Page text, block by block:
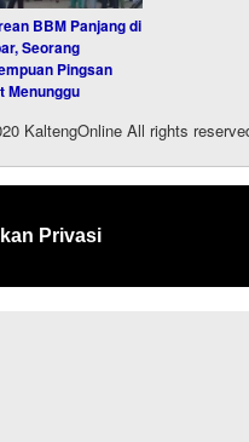
BBM Panjang di
Seorang
Pingsan
Menunggu
KaltengOnline All rights
Privasi